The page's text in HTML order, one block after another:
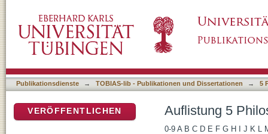
Publikationsdienste → TOBIAS-lib - Publikationen und Dissertationen → 5
Auflistung 5
0-9 A B C D E F G H J K L
VERÖFFENTLICHEN